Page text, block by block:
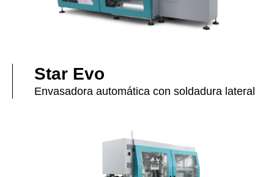
Star Evo
Envasadora automática con soldadura lateral